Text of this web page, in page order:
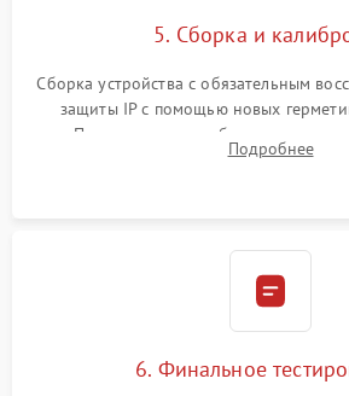
5. Сборка и
Сборка устройства с обязательным
защиты IP с помощью новых
Программная калибровка матрицы
абсолютно черному телу для точного
Подробнее
6. Финальное